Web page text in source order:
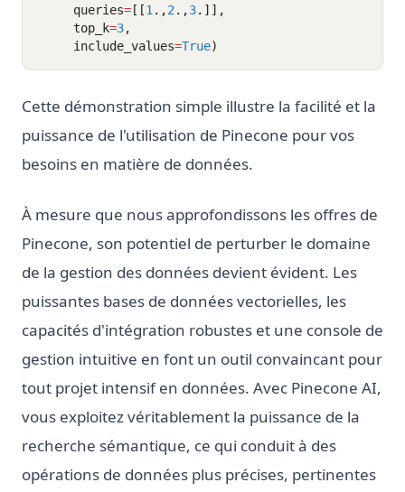
     queries
= [[1 .,2 .,3.]],
     top_k
=3,
     include_values
=True)
Cette démonstration simple illustre la facilité et la
puissance de l'utilisation de Pinecone pour vos
besoins en matière de données.
À mesure que nous approfondissons les offres de
Pinecone, son potentiel de perturber le domaine
de la gestion des données devient évident. Les
puissantes bases de données vectorielles, les
capacités d'intégration robustes et une console de
gestion intuitive en font un outil convaincant pour
tout projet intensif en données. Avec Pinecone AI,
vous exploitez véritablement la puissance de la
recherche sémantique, ce qui conduit à des
opérations de données plus précises, pertinentes